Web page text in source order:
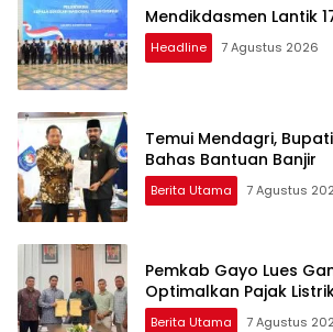
Mendikdasmen Lantik
Headline 7 Agustus 2026
Temui Mendagri,
Bahas Bantuan Banjir
Berita Utama 7 Agustus
Pemkab Gayo Lues
Optimalkan Pajak
Berita Utama 7 Agustus